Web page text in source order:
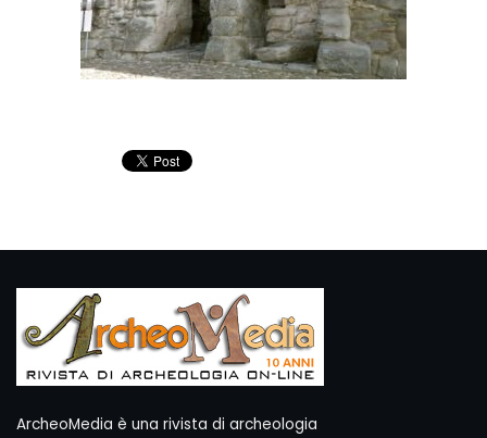
ArcheoMedia è una rivista di archeologia